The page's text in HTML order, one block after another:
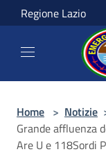
Salta al contenuto
Regione Lazio
Home > Notizie
Grande affluenza
Are U e 118Sordi